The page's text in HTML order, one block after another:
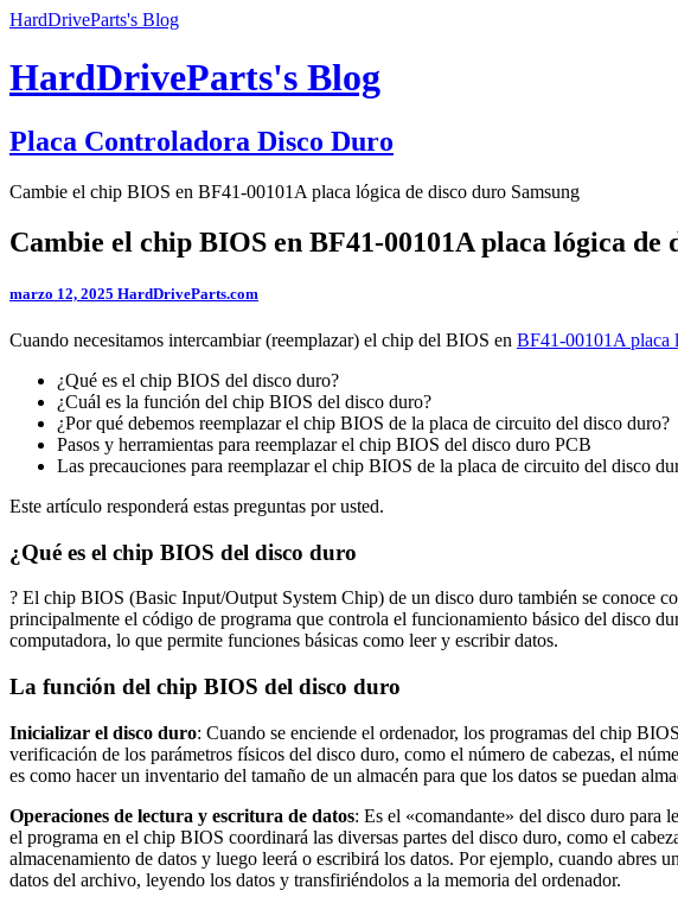
HardDriveParts's Blog
HardDriveParts's Blog
Placa Controladora Disco Duro
Cambie el chip BIOS en BF41-00101A placa lógica de disco duro Samsung
Cambie el chip BIOS en BF41-00101A placa lógica de
marzo 12, 2025 HardDriveParts.com
Cuando necesitamos intercambiar (reemplazar) el chip del BIOS en BF41-00101A placa
¿Qué es el chip BIOS del disco duro?
¿Cuál es la función del chip BIOS del disco duro?
¿Por qué debemos reemplazar el chip BIOS de la placa de circuito del disco duro?
Pasos y herramientas para reemplazar el chip BIOS del disco duro PCB
Las precauciones para reemplazar el chip BIOS de la placa de circuito del disco
Este artículo responderá estas preguntas por usted.
¿Qué es el chip BIOS del disco duro
? El chip BIOS (Basic Input/Output System Chip) de un disco duro también se conoce
principalmente el código de programa que controla el funcionamiento básico del disco
computadora, lo que permite funciones básicas como leer y escribir datos.
La función del chip BIOS del disco duro
Inicializar el disco duro: Cuando se enciende el ordenador, los programas del chip
verificación de los parámetros físicos del disco duro, como el número de cabezas, el
es como hacer un inventario del tamaño de un almacén para que los datos se puedan
Operaciones de lectura y escritura de datos: Es el «comandante» del disco duro para
el programa en el chip BIOS coordinará las diversas partes del disco duro, como el
almacenamiento de datos y luego leerá o escribirá los datos. Por ejemplo, cuando abres
datos del archivo, leyendo los datos y transfiriéndolos a la memoria del ordenador.